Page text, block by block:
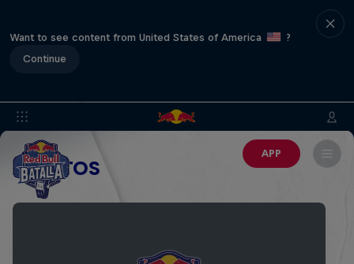
Want to see content from United States of America
?
Continue
APP
EVENTOS